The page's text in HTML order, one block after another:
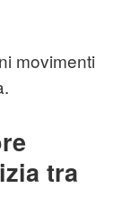
movimenti
tra